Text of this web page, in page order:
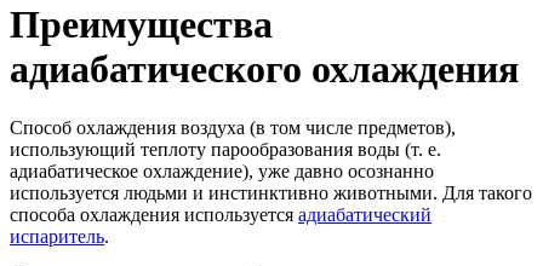
Преимущества
адиабатического охлаждения
Способ охлаждения воздуха (в том числе предметов),
использующий теплоту парообразования воды (т. е.
адиабатическое охлаждение), уже давно осознанно
используется людьми и инстинктивно животными. Для такого
способа охлаждения используется адиабатический
испаритель.